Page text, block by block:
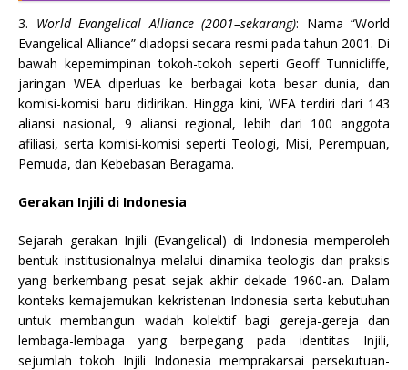
3. World Evangelical Alliance (2001–sekarang): Nama “World
Evangelical Alliance” diadopsi secara resmi pada tahun 2001. Di
bawah kepemimpinan tokoh-tokoh seperti Geoff Tunnicliffe,
jaringan WEA diperluas ke berbagai kota besar dunia, dan
komisi-komisi baru didirikan. Hingga kini, WEA terdiri dari 143
aliansi nasional, 9 aliansi regional, lebih dari 100 anggota
afiliasi, serta komisi-komisi seperti Teologi, Misi, Perempuan,
Pemuda, dan Kebebasan Beragama.
Gerakan Injili di Indonesia
Sejarah gerakan Injili (Evangelical) di Indonesia memperoleh
bentuk institusionalnya melalui dinamika teologis dan praksis
yang berkembang pesat sejak akhir dekade 1960-an. Dalam
konteks kemajemukan kekristenan Indonesia serta kebutuhan
untuk membangun wadah kolektif bagi gereja-gereja dan
lembaga-lembaga yang berpegang pada identitas Injili,
sejumlah tokoh Injili Indonesia memprakarsai persekutuan-